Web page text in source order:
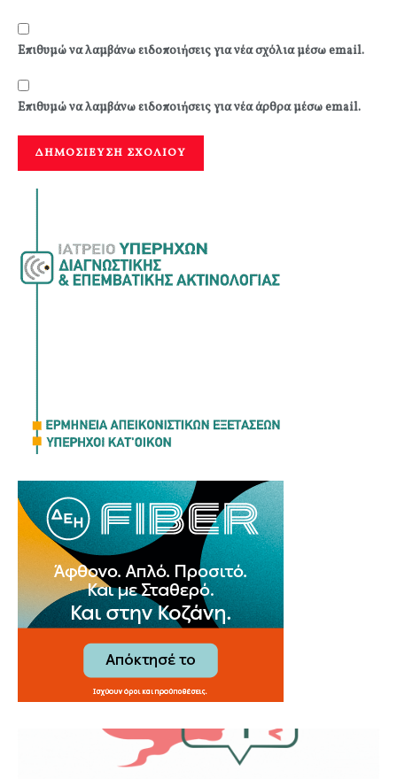
Επιθυμώ να λαμβάνω ειδοποιήσεις για νέα σχόλια μέσω email.
Επιθυμώ να λαμβάνω ειδοποιήσεις για νέα άρθρα μέσω email.